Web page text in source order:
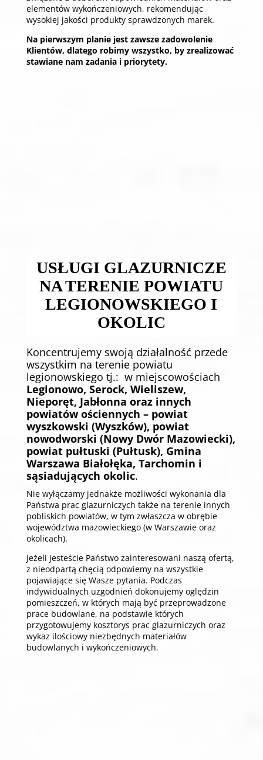
elementów wykończeniowych, rekomendując
wysokiej jakości produkty sprawdzonych marek.
Na pierwszym planie jest zawsze zadowolenie
Klientów, dlatego robimy wszystko, by zrealizować
stawiane nam zadania i priorytety.
USŁUGI GLAZURNICZE
NA TERENIE POWIATU
LEGIONOWSKIEGO I
OKOLIC
Koncentrujemy swoją działalność przede
wszystkim na terenie powiatu
legionowskiego tj.: w miejscowościach
Legionowo, Serock, Wieliszew,
Nieporęt, Jabłonna oraz innych
powiatów ościennych – powiat
wyszkowski (Wyszków), powiat
nowodworski (Nowy Dwór Mazowiecki),
powiat pułtuski (Pułtusk), Gmina
Warszawa Białołęka, Tarchomin i
sąsiadujących okolic.
Nie wyłączamy jednakże możliwości wykonania dla
Państwa prac glazurniczych także na terenie innych
pobliskich powiatów, w tym zwłaszcza w obrębie
województwa mazowieckiego (w Warszawie oraz
okolicach).
Jeżeli jesteście Państwo zainteresowani naszą ofertą,
z nieodpartą chęcią odpowiemy na wszystkie
pojawiające się Wasze pytania. Podczas
indywidualnych uzgodnień dokonujemy oględzin
pomieszczeń, w których mają być przeprowadzone
prace budowlane, na podstawie których
przygotowujemy kosztorys prac glazurniczych oraz
wykaz ilościowy niezbędnych materiałów
budowlanych i wykończeniowych.